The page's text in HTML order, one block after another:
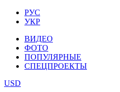
РУС
УКР
ВИДЕО
ФОТО
ПОПУЛЯРНЫЕ
СПЕЦПРОЕКТЫ
USD